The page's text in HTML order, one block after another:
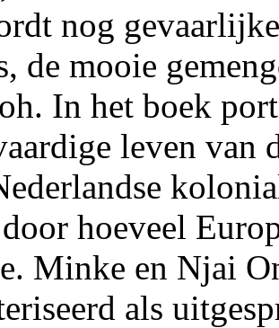
nog
de mooie
In het boek
leven van
hoeveel
Minke en Njai
als